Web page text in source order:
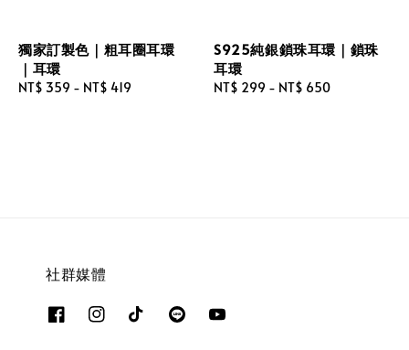
獨家訂製色｜粗耳圈耳環
｜耳環
Regular
NT$ 359 - NT$ 419
S925純銀鎖珠耳環｜鎖珠
耳環
Regular
NT$ 299 - NT$ 650
社群媒體